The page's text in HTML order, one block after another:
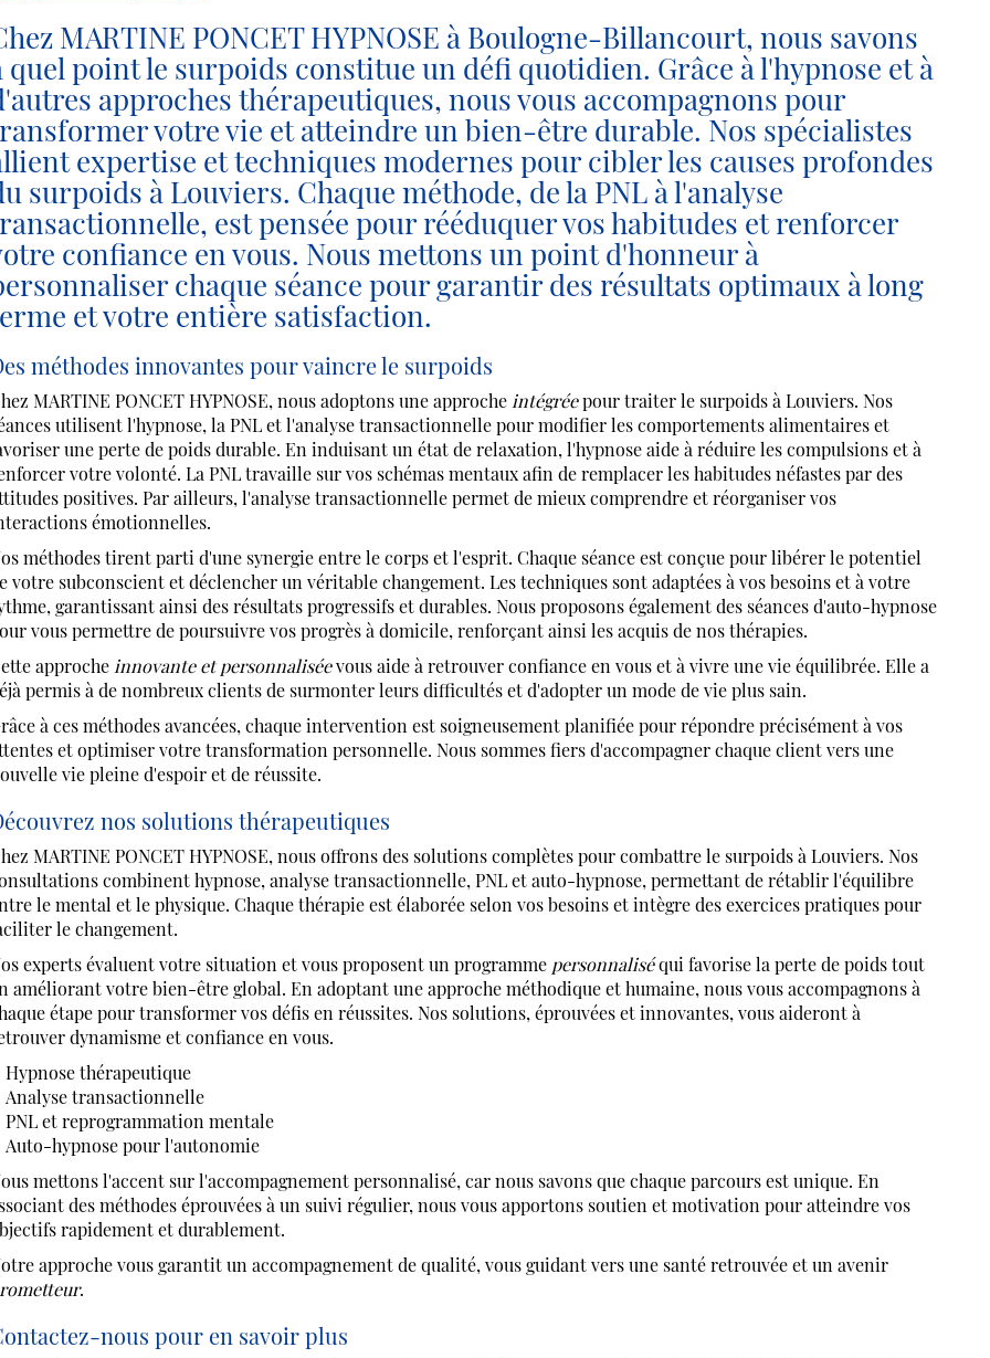
MARTINE PONCET HYPNOSE à Boulogne-Billancourt, nous savons
quel point le surpoids constitue un défi quotidien. Grâce à l'hypnose et à
approches thérapeutiques, nous vous accompagnons pour
votre vie et atteindre un bien-être durable. Nos spécialistes
expertise et techniques modernes pour cibler les causes profondes
surpoids à Louviers. Chaque méthode, de la PNL à l'analyse
est pensée pour rééduquer vos habitudes et renforcer
confiance en vous. Nous mettons un point d'honneur à
chaque séance pour garantir des résultats optimaux à long
et votre entière satisfaction.
méthodes innovantes pour vaincre le surpoids
MARTINE PONCET HYPNOSE, nous adoptons une approche intégréepour traiter le surpoids à Louviers. Nos
utilisent l'hypnose, la PNL et l'analyse transactionnelle pour modifier les comportements alimentaires et
une perte de poids durable. En induisant un état de relaxation, l'hypnose aide à réduire les compulsions et à
votre volonté. La PNL travaille sur vos schémas mentaux afin de remplacer les habitudes néfastes par des
positives. Par ailleurs, l'analyse transactionnelle permet de mieux comprendre et réorganiser vos
émotionnelles.
méthodes tirent parti d'une synergie entre le corps et l'esprit. Chaque séance est conçue pour libérer le potentiel
votre subconscient et déclencher un véritable changement. Les techniques sont adaptées à vos besoins et à votre
garantissant ainsi des résultats progressifs et durables. Nous proposons également des séances d'auto-hypnose
vous permettre de poursuivre vos progrès à domicile, renforçant ainsi les acquis de nos thérapies.
approche innovante et personnaliséevous aide à retrouver confiance en vous et à vivre une vie équilibrée. Elle a
permis à de nombreux clients de surmonter leurs difficultés et d'adopter un mode de vie plus sain.
à ces méthodes avancées, chaque intervention est soigneusement planifiée pour répondre précisément à vos
et optimiser votre transformation personnelle. Nous sommes fiers d'accompagner chaque client vers une
vie pleine d'espoir et de réussite.
nos solutions thérapeutiques
MARTINE PONCET HYPNOSE, nous offrons des solutions complètes pour combattre le surpoids à Louviers. Nos
combinent hypnose, analyse transactionnelle, PNL et auto-hypnose, permettant de rétablir l'équilibre
le mental et le physique. Chaque thérapie est élaborée selon vos besoins et intègre des exercices pratiques pour
le changement.
experts évaluent votre situation et vous proposent un programme personnaliséqui favorise la perte de poids tout
améliorant votre bien-être global. En adoptant une approche méthodique et humaine, nous vous accompagnons à
étape pour transformer vos défis en réussites. Nos solutions, éprouvées et innovantes, vous aideront à
dynamisme et confiance en vous.
Hypnose thérapeutique
Analyse transactionnelle
PNL et reprogrammation mentale
Auto-hypnose pour l'autonomie
mettons l'accent sur l'accompagnement personnalisé, car nous savons que chaque parcours est unique. En
des méthodes éprouvées à un suivi régulier, nous vous apportons soutien et motivation pour atteindre vos
rapidement et durablement.
approche vous garantit un accompagnement de qualité, vous guidant vers une santé retrouvée et un avenir
.
nous pour en savoir plus